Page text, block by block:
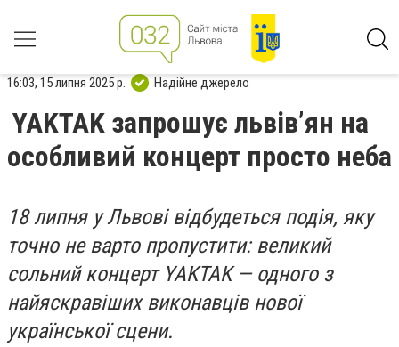
16:03, 15 липня 2025 р. Надійне джерело
YAKTAK запрошує львів’ян на
особливий концерт просто неба
18 липня у Львові відбудеться подія, яку
точно не варто пропустити: великий
сольний концерт YAKTAK — одного з
найяскравіших виконавців нової
української сцени.